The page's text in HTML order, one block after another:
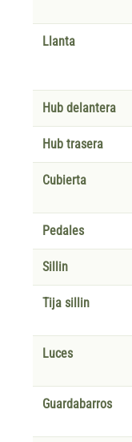
Llanta
Hub delantera
Hub trasera
Cubierta
Pedales
Sillin
Tija sillin
Luces
Guardabarros